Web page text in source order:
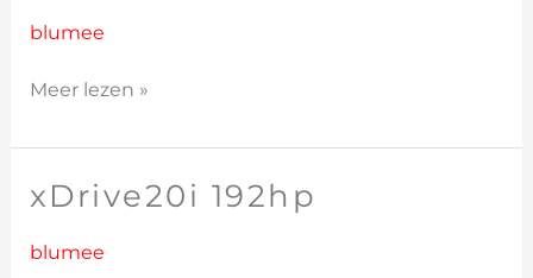
blumee
Meer lezen »
xDrive20i 192hp
blumee
xDrive20i